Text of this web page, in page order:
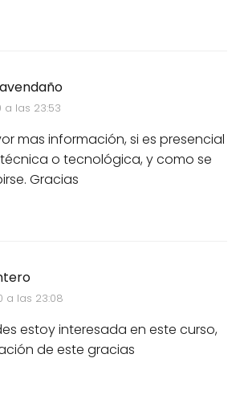
a las 23:53
mas información, si es presencial
o tecnológica, y como se
Gracias
a las 23:08
estoy interesada en este curso,
de este gracias